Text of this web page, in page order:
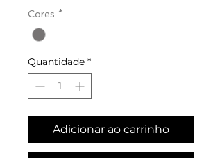
Cores *
Quantidade *
Adicionar ao carrinho